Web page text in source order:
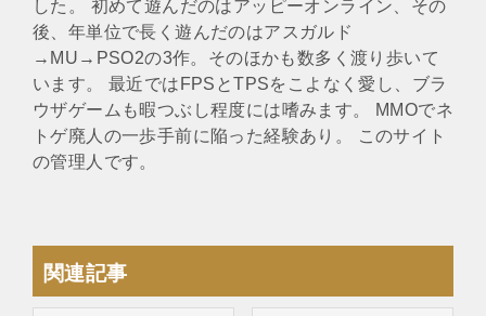
した。 初めて遊んだのはアッピーオンライン、その
後、年単位で長く遊んだのはアスガルド
→MU→PSO2の3作。そのほかも数多く渡り歩いて
います。 最近ではFPSとTPSをこよなく愛し、ブラ
ウザゲームも暇つぶし程度には嗜みます。 MMOでネ
トゲ廃人の一歩手前に陥った経験あり。 このサイト
の管理人です。
関連記事